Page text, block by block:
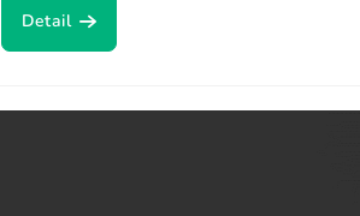
Detail